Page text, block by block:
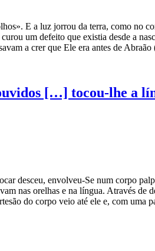
E a luz jorrou da terra, como no
um defeito que existia desde a
a crer que Ele era antes de
[…] tocou-lhe a
desceu, envolveu-Se num corpo
nas orelhas e na língua. Através de
do corpo veio até ele e, com uma